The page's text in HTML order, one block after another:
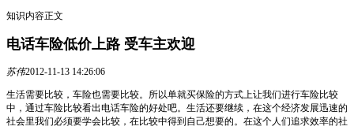
知识内容正文
电话车险低价上路 受车主欢迎
苏伟2012-11-13 14:26:06
生活需要比较，车险也需要比较。所以单就买保险的方式上让我们进行车险比较
中，通过车险比较看出电话车险的好处吧。生活还要继续，在这个经济发展迅速的
社会里我们必须要学会比较，在比较中得到自己想要的。在这个人们追求效率的社